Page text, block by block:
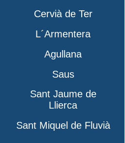
Cervià de Ter
L´Armentera
Agullana
Saus
Sant Jaume de
Llierca
Sant Miquel de Fluvià